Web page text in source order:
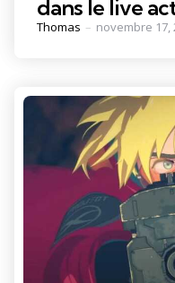
dans le live
Posted
Thomas novembre 17,